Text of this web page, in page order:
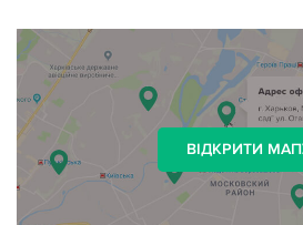
ВІДКРИТИ